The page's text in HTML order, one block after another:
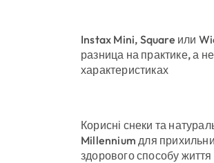
Instax Mini, Square или
разница на практике, а
характеристиках
Корисні снеки та
Millennium для
здорового способу життя